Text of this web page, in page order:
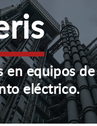
en equipos
eléctrico.